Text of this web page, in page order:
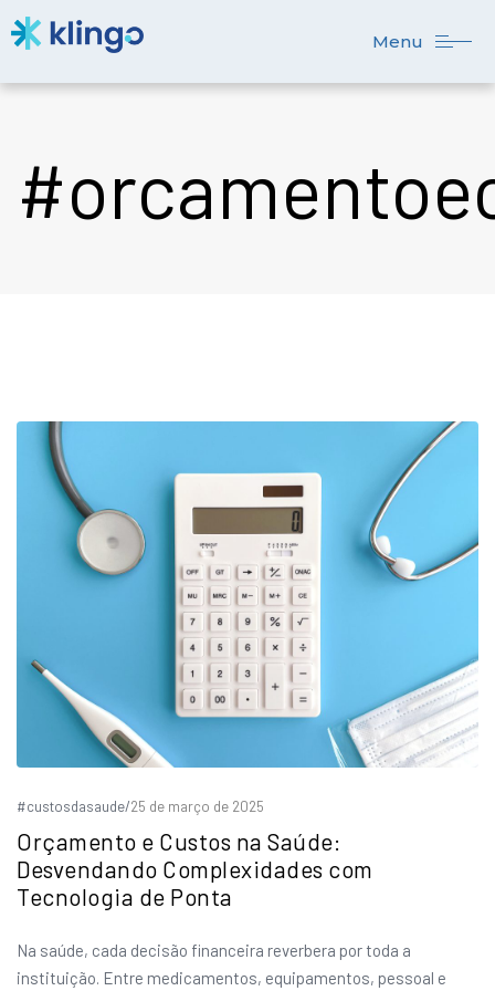
Menu
#custosdasaude/25 de março de 2025
Orçamento e Custos na Saúde:
Desvendando Complexidades com
Tecnologia de Ponta
Na saúde, cada decisão financeira reverbera por toda a
instituição. Entre medicamentos, equipamentos, pessoal e